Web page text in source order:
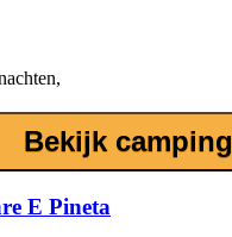
Bekijk camping
E Pineta